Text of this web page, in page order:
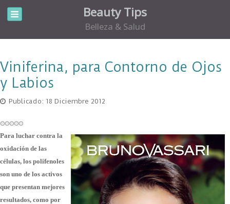
Beauty Tips
Belleza & Salud
Viniferina, para Contorno de Ojos
y Labios
Publicado: 18 Diciembre 2012
Para luchar contra la
oxidación de las
células, los polifenoles
son uno de los activos
que presentan mejores
resultados, como por